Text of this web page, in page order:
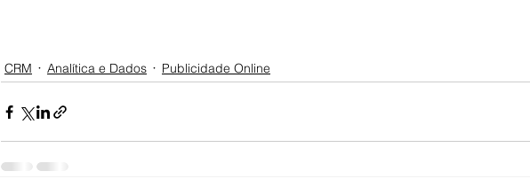
CRM Analítica e Dados Publicidade Online